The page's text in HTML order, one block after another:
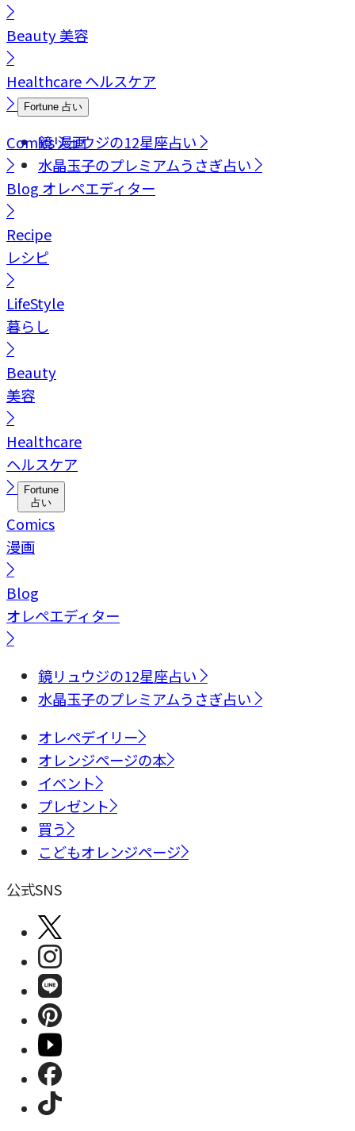
Beauty美容
Healthcareヘルスケア
Fortune 占い
鏡リュウジの12星座占い
水晶玉子のプレミアムうさぎ占い
Comics漫画
Blog オレペエディター
Recipe
レシピ
LifeStyle
暮らし
Beauty
美容
Healthcare
ヘルスケア
Fortune
占い
Comics
漫画
Blog
オレペエディター
鏡リュウジの12星座占い
水晶玉子のプレミアムうさぎ占い
オレペデイリー
オレンジページの本
イベント
プレゼント
買う
こどもオレンジページ
公式SNS